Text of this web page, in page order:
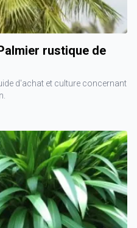
rustique de
d'achat et culture concernant